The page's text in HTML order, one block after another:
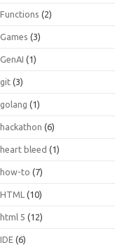
Functions (2)
Games (3)
GenAI (1)
git (3)
golang (1)
hackathon (6)
heart bleed (1)
how-to (7)
HTML (10)
html 5 (12)
IDE (6)